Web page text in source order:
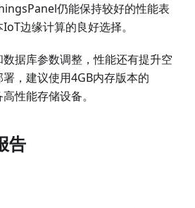
仍能保持较好的性能表
边缘计算的良好选择。
据库参数调整，性能还有提升空
，建议使用4GB内存版本的
性能存储设备。
告